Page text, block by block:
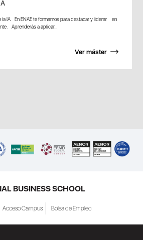
la IA En ENAE te formamos para destacar y liderar en
Aprenderás a aplicar...
Ver máster
BUSINESS SCHOOL
Acceso Campus Bolsa de Empleo